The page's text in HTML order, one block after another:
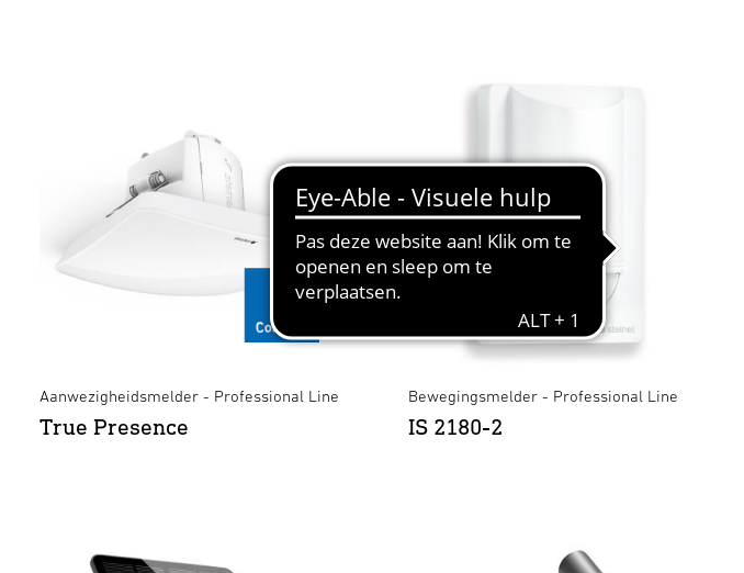
Aanwezigheidsmelder - Professional Line
True Presence
Bewegingsmelder - Professional Line
IS 2180-2